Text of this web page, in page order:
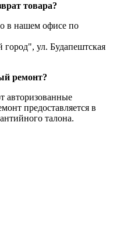
товара?
в нашем офисе по
ул. Будапештская
ремонт?
авторизованные
предоставляется в
талона.